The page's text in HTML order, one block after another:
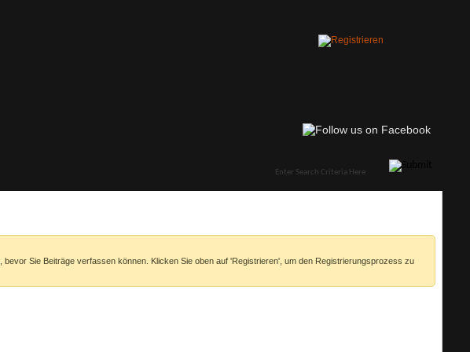
, bevor Sie Beiträge verfassen können. Klicken Sie oben auf 'Registrieren', um den Registrierungsprozess zu